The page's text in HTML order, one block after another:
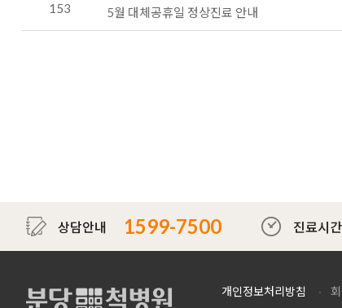
153 5월 대체공휴일 정상진료 안내
상담안내 1599-7500 진료시간
개인정보처리방침